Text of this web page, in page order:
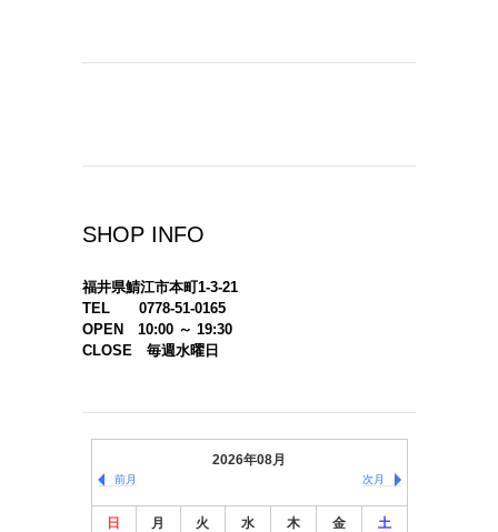
SHOP INFO
福井県鯖江市本町1-3-21
TEL 0778-51-0165
OPEN 10:00 ～ 19:30
CLOSE 毎週水曜日
2026年08月
前月 次月
日 月 火 水 木 金 土